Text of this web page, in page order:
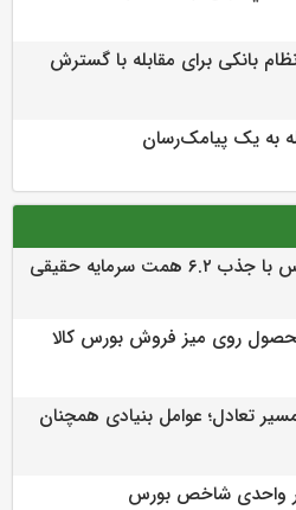
بانکی برای مقابله با گسترش
به یک پیامک‌رسان
سرمایه حقیقی
محصول روی میز فروش بورس کالا
تعادل؛ عوامل بنیادی همچنان